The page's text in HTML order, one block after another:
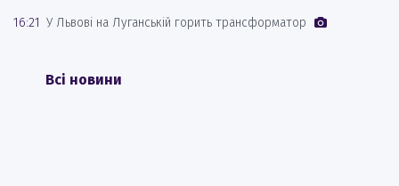
16:21 У Львові на Луганській горить трансформатор
Всі новини